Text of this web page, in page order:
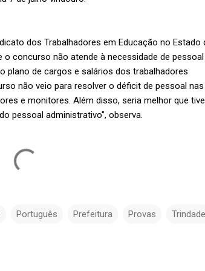
dos Trabalhadores em Educação no Estado
o concurso não atende à necessidade de
plano de cargos e salários dos trabalhadores
não veio para resolver o déficit de pessoal nas
e monitores. Além disso, seria melhor que
pessoal administrativo", observa.
Português Prefeitura Provas Trindade